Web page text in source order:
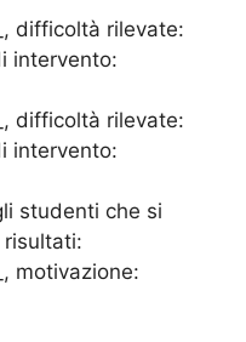
difficoltà rilevate:
intervento:
difficoltà rilevate:
intervento:
studenti che si
risultati:
motivazione: